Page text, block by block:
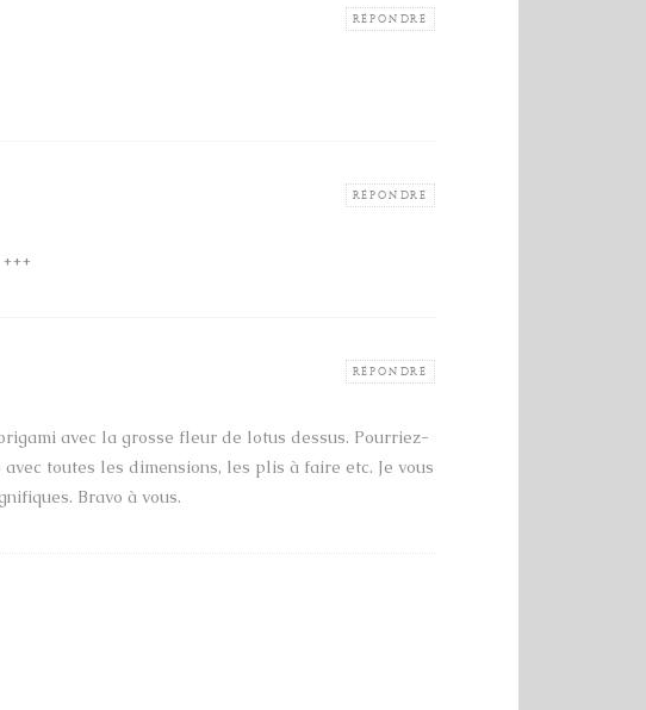
RÉPONDRE
RÉPONDRE
RÉPONDRE
avec la grosse fleur de lotus dessus. Pourriez-
toutes les dimensions, les plis à faire etc. Je vous
Bravo à vous.